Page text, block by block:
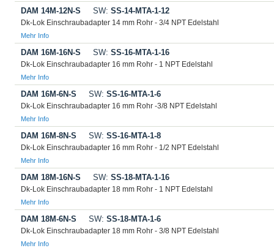
DAM 14M-12N-S SW: SS-14-MTA-1-12
Dk-Lok Einschraubadapter 14 mm Rohr - 3/4 NPT Edelstahl
Mehr Info
DAM 16M-16N-S SW: SS-16-MTA-1-16
Dk-Lok Einschraubadapter 16 mm Rohr - 1 NPT Edelstahl
Mehr Info
DAM 16M-6N-S SW: SS-16-MTA-1-6
Dk-Lok Einschraubadapter 16 mm Rohr -3/8 NPT Edelstahl
Mehr Info
DAM 16M-8N-S SW: SS-16-MTA-1-8
Dk-Lok Einschraubadapter 16 mm Rohr - 1/2 NPT Edelstahl
Mehr Info
DAM 18M-16N-S SW: SS-18-MTA-1-16
Dk-Lok Einschraubadapter 18 mm Rohr - 1 NPT Edelstahl
Mehr Info
DAM 18M-6N-S SW: SS-18-MTA-1-6
Dk-Lok Einschraubadapter 18 mm Rohr - 3/8 NPT Edelstahl
Mehr Info